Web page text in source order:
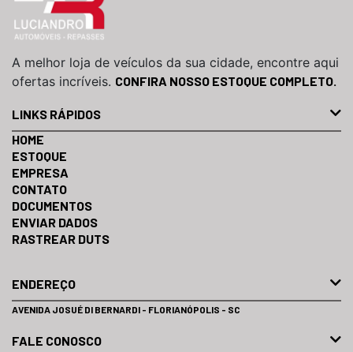
A melhor loja de veículos da sua cidade, encontre aqui
ofertas incríveis. CONFIRA NOSSO ESTOQUE COMPLETO.
LINKS RÁPIDOS
HOME
ESTOQUE
EMPRESA
CONTATO
DOCUMENTOS
ENVIAR DADOS
RASTREAR DUTS
ENDEREÇO
AVENIDA JOSUÉ DI BERNARDI - FLORIANÓPOLIS - SC
FALE CONOSCO